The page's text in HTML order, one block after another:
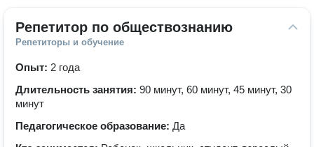
Репетитор по обществознанию
Репетиторы и обучение
Опыт: 2 года
Длительность занятия: 90 минут, 60 минут, 45 минут, 30
минут
Педагогическое образование: Да